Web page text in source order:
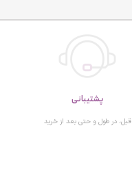
پشتیبانی
قبل، در طول و حتی بعد از خرید